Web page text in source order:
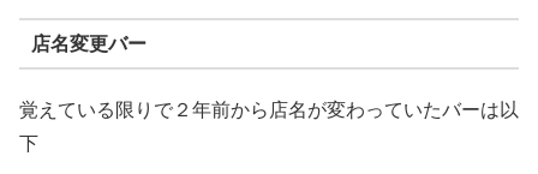
店名変更バー
覚えている限りで２年前から店名が変わっていたバーは以
下